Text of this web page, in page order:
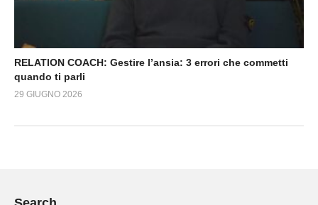
RELATION COACH: Gestire l’ansia: 3 errori che commetti
quando ti parli
29 GIUGNO 2026